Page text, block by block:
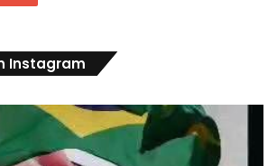
Instagram